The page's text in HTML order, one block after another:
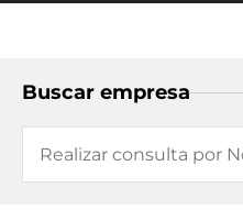
Buscar empresa